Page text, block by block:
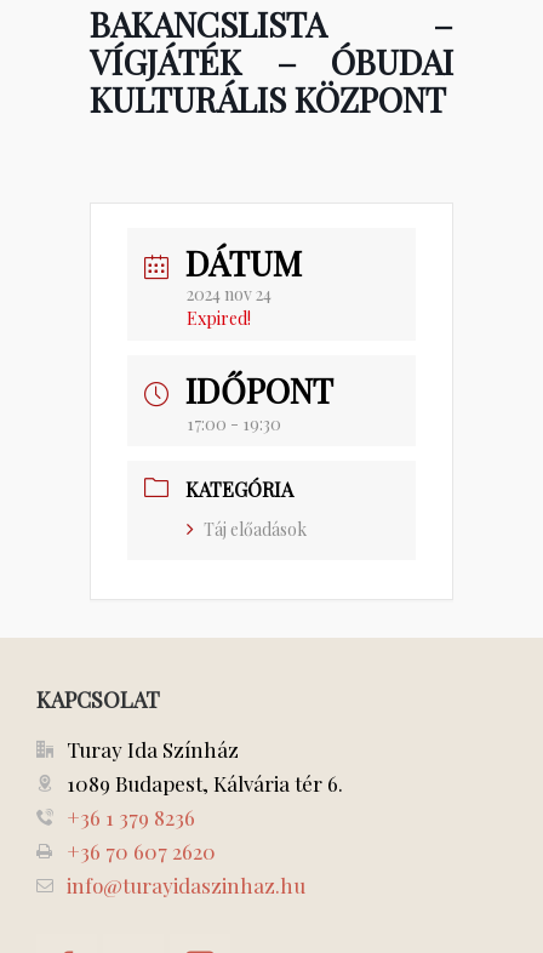
BAKANCSLISTA –
VÍGJÁTÉK – ÓBUDAI
KULTURÁLIS KÖZPONT
DÁTUM
2024 nov 24
Expired!
IDŐPONT
17:00 - 19:30
KATEGÓRIA
Táj előadások
KAPCSOLAT
Turay Ida Színház
1089 Budapest, Kálvária tér 6.
+36 1 379 8236
+36 70 607 2620
info@turayidaszinhaz.hu